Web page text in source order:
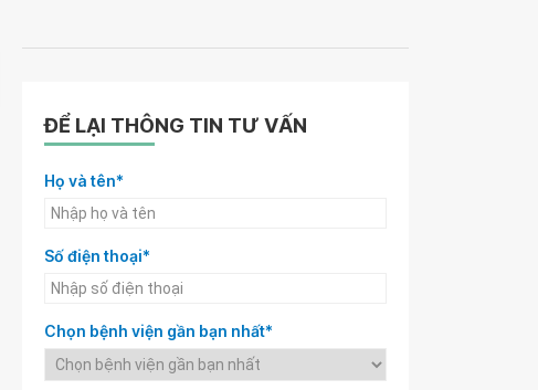
ĐỂ LẠI THÔNG TIN TƯ VẤN
Họ và tên*
Số điện thoại*
Chọn bệnh viện gần bạn nhất*